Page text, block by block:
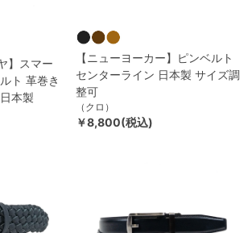
】スマー
ト 革巻き
本製
【ニューヨーカー】ピンベルト
センターライン 日本製 サイズ調
整可
（クロ）
￥8,800(税込)